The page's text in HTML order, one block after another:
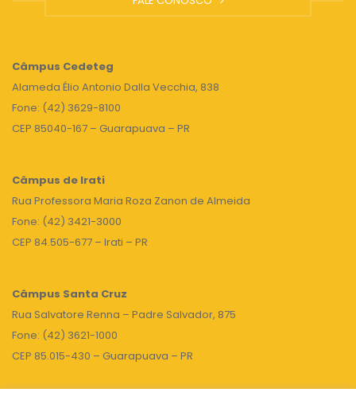
Câmpus Cedeteg
Alameda Élio Antonio Dalla Vecchia, 838
Fone: (42) 3629-8100
CEP 85040-167 – Guarapuava – PR
Câmpus de Irati
Rua Professora Maria Roza Zanon de Almeida
Fone: (42) 3421-3000
CEP 84.505-677 – Irati – PR
Câmpus Santa Cruz
Rua Salvatore Renna – Padre Salvador, 875
Fone: (42) 3621-1000
CEP 85.015-430 – Guarapuava – PR